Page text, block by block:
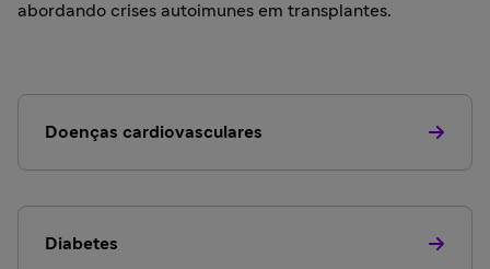
abordando crises autoimunes em transplantes.
Doenças cardiovasculares
Diabetes